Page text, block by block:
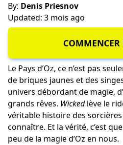
By: Denis Priesnov
Updated: 3 mois ago
Le Pays d’Oz, ce n’est pas
de briques jaunes et des
univers débordant de magie,
grands rêves. Wickedlève le
véritable histoire des
connaître. Et la vérité, c’est
peu de la magie d’Oz en nous.